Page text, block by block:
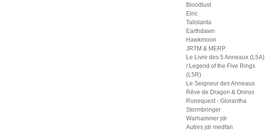
Bloodlust
Elric
Talislanta
Earthdawn
Hawkmoon
JRTM & MERP
Le Livre des 5 Anneaux (L5A)
/ Legend of the Five Rings
(L5R)
Le Seigneur des Anneaux
Rêve de Dragon & Oniros
Runequest - Glorantha
Stormbringer
Warhammer jdr
Autres jdr medfan